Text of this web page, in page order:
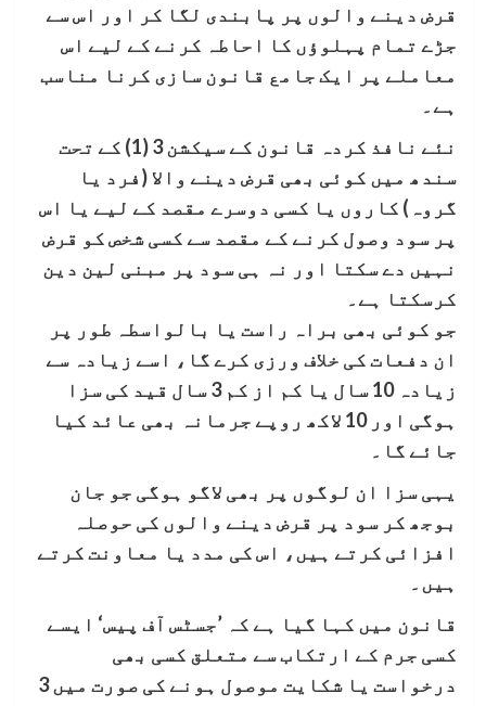
قرض دینے والوں پر پابندی لگا کر اور اس سے
جڑے تمام پہلوؤں کا احاطہ کرنے کے لیے اس
معاملے پر ایک جامع قانون سازی کرنا مناسب
ہے۔
نئے نافذ کردہ قانون کے سیکشن 3 (1) کے تحت
سندھ میں کوئی بھی قرض دینے والا (فرد یا
گروہ) کاروں یا کسی دوسرے مقصد کے لیے یا اس
پر سود وصول کرنے کے مقصد سے کسی شخص کو قرض
نہیں دے سکتا اور نہ ہی سود پر مبنی لین دین
کرسکتا ہے۔
جو کوئی بھی براہ راست یا بالواسطہ طور پر
ان دفعات کی خلاف ورزی کرے گا، اسے زیادہ سے
زیادہ 10 سال یا کم از کم 3 سال قید کی سزا
ہوگی اور 10 لاکھ روپے جرمانہ بھی عائد کیا
جائے گا۔
یہی سزا ان لوگوں پر بھی لاگو ہوگی جو جان
بوجھ کر سود پر قرض دینے والوں کی حوصلہ
افزائی کرتے ہیں، اس کی مدد یا معاونت کرتے
ہیں۔
قانون میں کہا گیا ہے کہ ’جسٹس آف پیس‘ ایسے
کسی جرم کے ارتکاب سے متعلق کسی بھی
درخواست یا شکایت موصول ہونے کی صورت میں 3